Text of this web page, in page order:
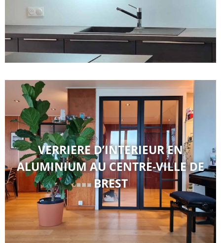
VERRIERE D’INTERIEUR EN
ALUMINIUM AU CENTRE-VILLE DE
BREST